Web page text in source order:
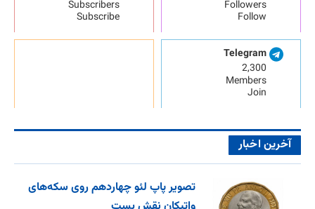
Followers
Follow
Subscribers
Subscribe
Telegram
2,300
Members
Join
آخرین اخبار
تصویر پاپ لئو چهاردهم روی سکه‌های